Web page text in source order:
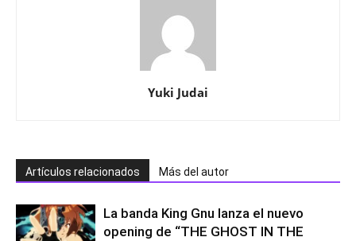
Yuki Judai
Artículos relacionados Más del autor
La banda King Gnu lanza el nuevo
opening de “THE GHOST IN THE